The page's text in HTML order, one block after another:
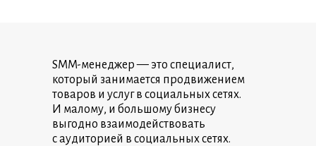
SMM-менеджер — это специалист,
который занимается продвижением
товаров и услуг в социальных сетях.
И малому, и большому бизнесу
выгодно взаимодействовать
с аудиторией в социальных сетях.